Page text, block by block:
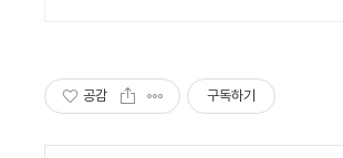
공감 구독하기